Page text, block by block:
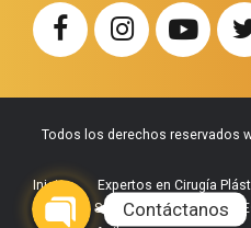
Todos los derechos reservados
Inicio
Expertos en Cirugía
Nuestros Servicios
Medicina
Phone WhatsApp
Contáctanos